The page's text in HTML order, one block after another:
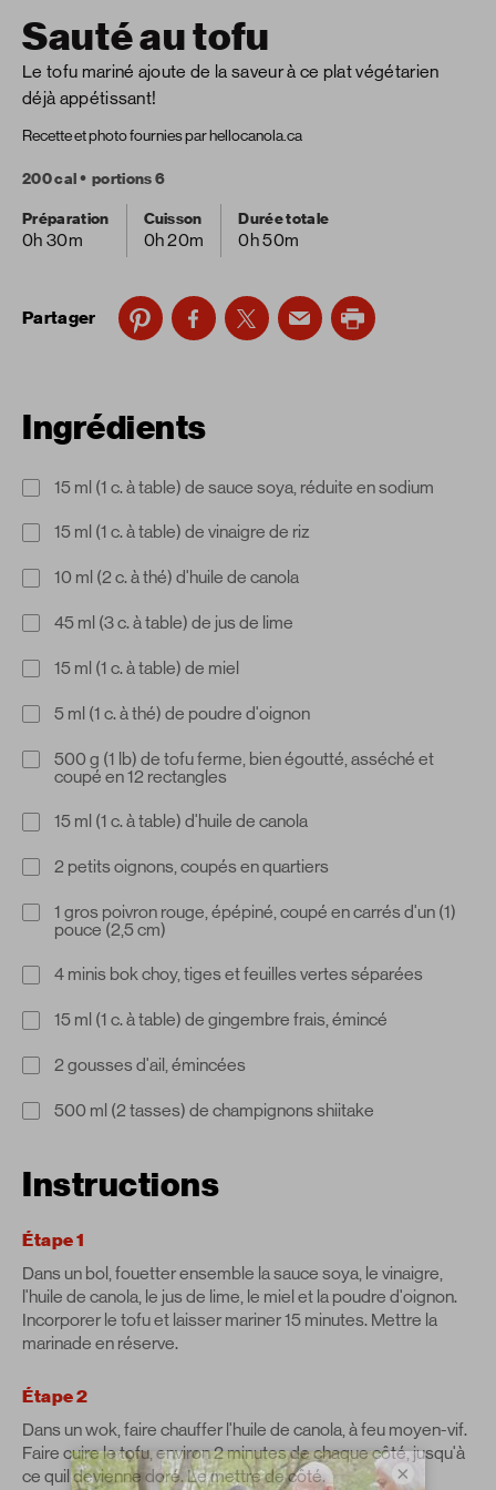
Sauté au tofu
Le tofu mariné ajoute de la saveur à ce plat végétarien
déjà appétissant!
Recette et photo fournies par hellocanola.ca
200 cal
portions 6
Préparation
0h 30m
Cuisson
0h 20m
Durée totale
0h 50m
Partager
Ingrédients
15 ml (1 c. à table) de sauce soya, réduite en sodium
15 ml (1 c. à table) de vinaigre de riz
10 ml (2 c. à thé) d'huile de canola
45 ml (3 c. à table) de jus de lime
15 ml (1 c. à table) de miel
5 ml (1 c. à thé) de poudre d'oignon
500 g (1 lb) de tofu ferme, bien égoutté, asséché et
coupé en 12 rectangles
15 ml (1 c. à table) d'huile de canola
2 petits oignons, coupés en quartiers
1 gros poivron rouge, épépiné, coupé en carrés d'un (1)
pouce (2,5 cm)
4 minis bok choy, tiges et feuilles vertes séparées
15 ml (1 c. à table) de gingembre frais, émincé
2 gousses d'ail, émincées
500 ml (2 tasses) de champignons shiitake
Instructions
Étape 1
Dans un bol, fouetter ensemble la sauce soya, le vinaigre,
l'huile de canola, le jus de lime, le miel et la poudre d'oignon.
Incorporer le tofu et laisser mariner 15 minutes. Mettre la
marinade en réserve.
Étape 2
Dans un wok, faire chauffer l'huile de canola, à feu moyen-vif.
Faire cuire le tofu, environ 2 minutes de chaque côté, jusqu'à
ce quil devienne doré. Le mettre de côté.
×